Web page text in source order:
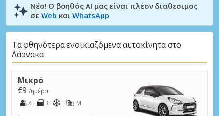
Νέο! Ο βοηθός AI μας είναι πλέον διαθέσιμος
σε Web και WhatsApp
Τα φθηνότερα ενοικιαζόμενα αυτοκίνητα στο
Λάρνακα
Μικρό
€9 /ημέρα
4
3 M